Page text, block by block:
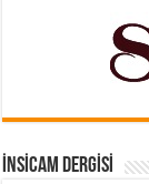
İNSICAM DERGISI